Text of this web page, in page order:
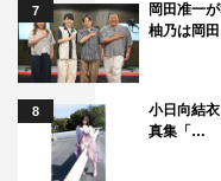
7
岡田准一
柚乃は岡
8
小日向結
真集「…